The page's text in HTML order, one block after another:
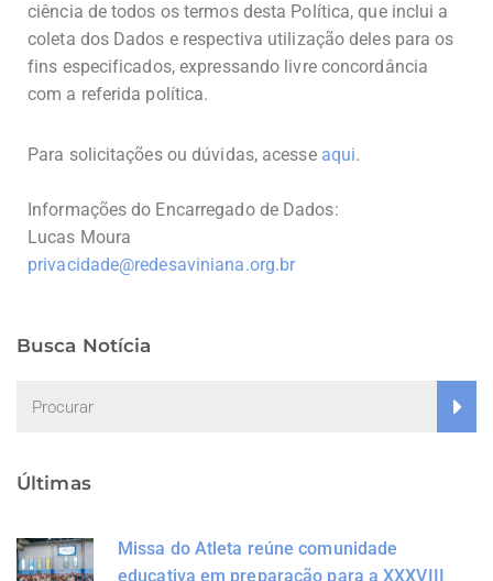
ciência de todos os termos desta Política, que inclui a
coleta dos Dados e respectiva utilização deles para os
fins especificados, expressando livre concordância
com a referida política.
Para solicitações ou dúvidas, acesse aqui.
Informações do Encarregado de Dados:
Lucas Moura
privacidade@redesaviniana.org.br
Busca Notícia
Últimas
Missa do Atleta reúne comunidade
educativa em preparação para a XXXVIII